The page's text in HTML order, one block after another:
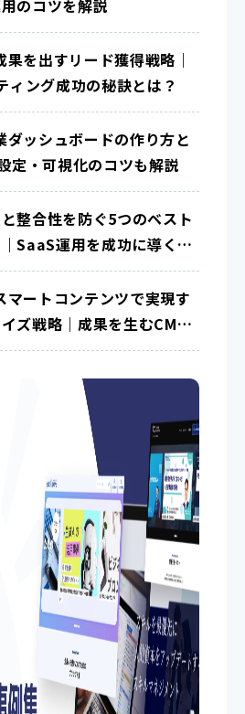
のコツを解説
を出すリード獲得戦略｜
ング成功の秘訣とは？
ッシュボードの作り方と
定・可視化のコツも解説
整合性を防ぐ5つのベスト
SaaS運用を成功に導く方
ートコンテンツで実現す
ズ戦略｜成果を生むCMS